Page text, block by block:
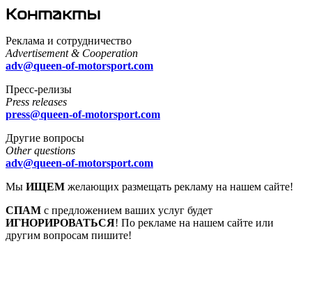
Контакты
Реклама и сотрудничество
Advertisement & Cooperation
adv@queen-of-motorsport.com
Пресс-релизы
Press releases
press@queen-of-motorsport.com
Другие вопросы
Other questions
adv@queen-of-motorsport.com
Мы ИЩЕМ желающих размещать рекламу на нашем сайте!
СПАМ с предложением ваших услуг будет
ИГНОРИРОВАТЬСЯ! По рекламе на нашем сайте или
другим вопросам пишите!